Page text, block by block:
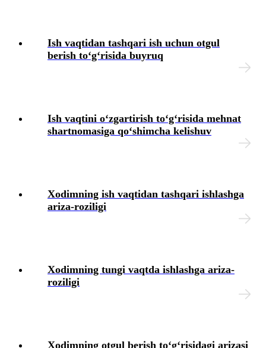
Tashkilotning lokal hujjatlari
Ish vaqtidan tashqari ish uchun otgul
berish toʻgʻrisida buyruq
Ish vaqtini oʻzgartirish toʻgʻrisida mehnat
shartnomasiga qoʻshimcha kelishuv
Xodimning ish vaqtidan tashqari ishlashga
ariza-roziligi
Xodimning tungi vaqtda ishlashga ariza-
roziligi
Xodimning otgul berish toʻgʻrisidagi arizasi